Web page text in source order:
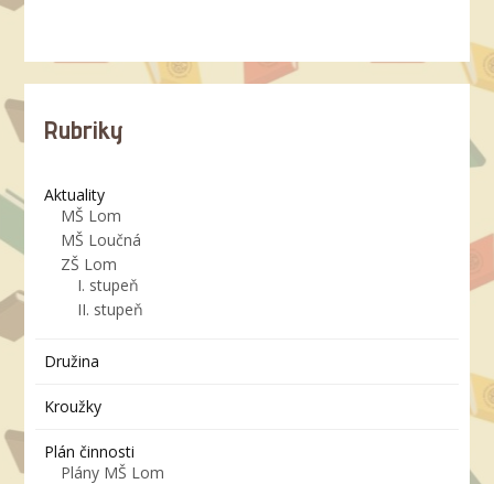
Rubriky
Aktuality
MŠ Lom
MŠ Loučná
ZŠ Lom
I. stupeň
II. stupeň
Družina
Kroužky
Plán činnosti
Plány MŠ Lom